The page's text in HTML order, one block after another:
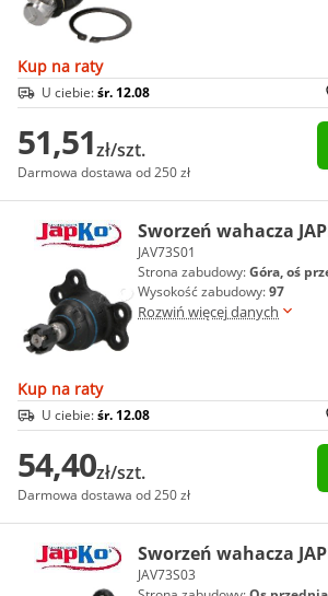
Kup na raty
U ciebie:śr. 12.08
51,51zł/szt.
Darmowa dostawa od 250 zł
Sworzeń wahacza
JAV73S01
Strona zabudowy:Góra, oś
Wysokość zabudowy:97
Rozwiń więcej danych
Kup na raty
U ciebie:śr. 12.08
54,40zł/szt.
Darmowa dostawa od 250 zł
Sworzeń wahacza
JAV73S03